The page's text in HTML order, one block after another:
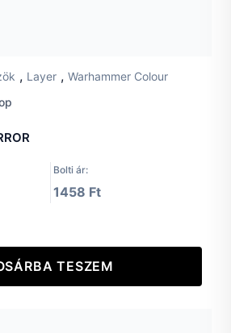
, Layer , Warhammer Colour
Bolti ár:
1458 Ft
TESZEM